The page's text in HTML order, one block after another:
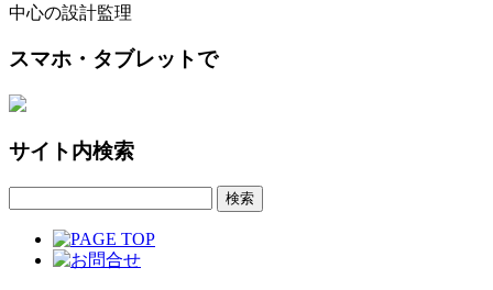
中心の設計監理
スマホ・タブレットで
サイト内検索